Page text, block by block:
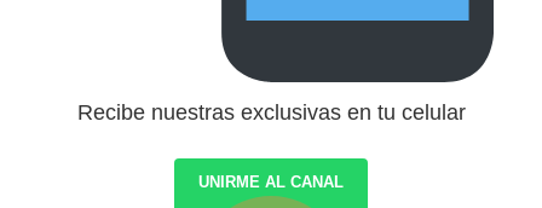
Recibe nuestras exclusivas en tu celular
UNIRME AL CANAL